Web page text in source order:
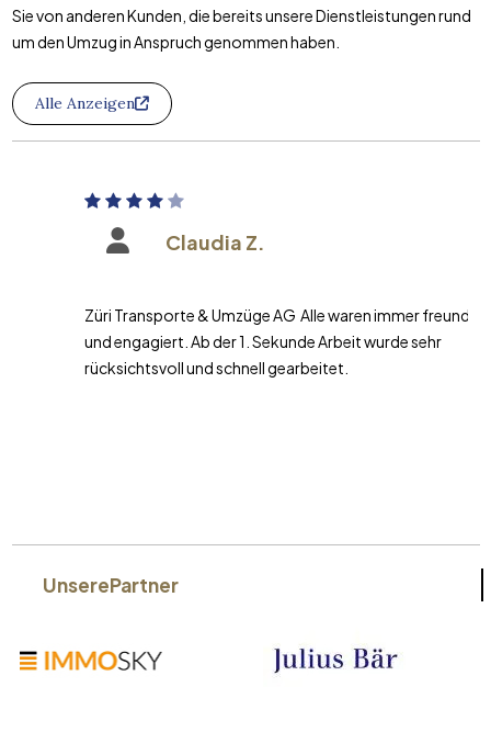
Sie von anderen Kunden, die bereits unsere Dienstleistungen rund
um den Umzug in Anspruch genommen haben.
Alle Anzeigen
Claudia Z.
Züri Transporte & Umzüge AG Alle waren immer freundlich
und engagiert. Ab der 1. Sekunde Arbeit wurde sehr
rücksichtsvoll und schnell gearbeitet.
UnserePartner